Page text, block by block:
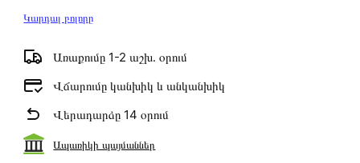
Կարդալ բոլորը
Առաքումը 1-2 աշխ․ օրում
Վճարումը կանխիկ և անկանխիկ
Վերադարձը 14 օրում
Ապառիկի պայմաններ